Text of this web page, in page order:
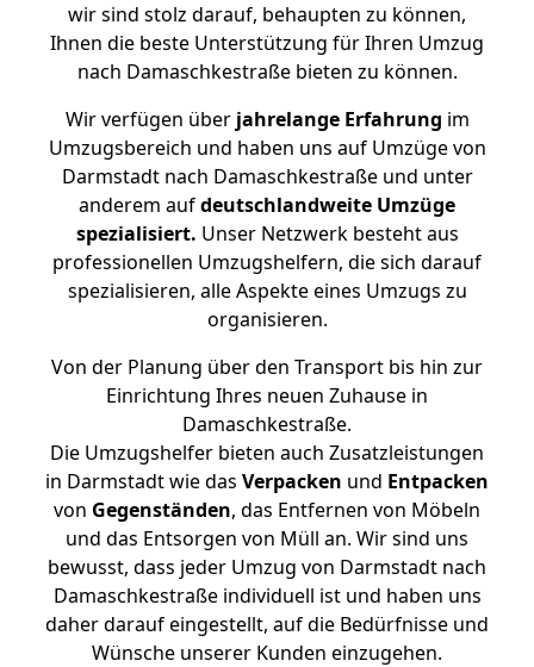
wir sind stolz darauf, behaupten zu können,
Ihnen die beste Unterstützung für Ihren Umzug
nach Damaschkestraße bieten zu können.
Wir verfügen überjahrelange Erfahrung im
Umzugsbereich und haben uns auf Umzüge von
Darmstadt nach Damaschkestraße und unter
anderem aufdeutschlandweite Umzüge
spezialisiert. Unser Netzwerk besteht aus
professionellen Umzugshelfern, die sich darauf
spezialisieren, alle Aspekte eines Umzugs zu
organisieren.
Von der Planung über den Transport bis hin zur
Einrichtung Ihres neuen Zuhause in
Damaschkestraße.
Die Umzugshelfer bieten auch Zusatzleistungen
in Darmstadt wie das Verpacken und Entpacken
von Gegenständen, das Entfernen von Möbeln
und das Entsorgen von Müll an. Wir sind uns
bewusst, dass jeder Umzug von Darmstadt nach
Damaschkestraße individuell ist und haben uns
daher darauf eingestellt, auf die Bedürfnisse und
Wünsche unserer Kunden einzugehen.